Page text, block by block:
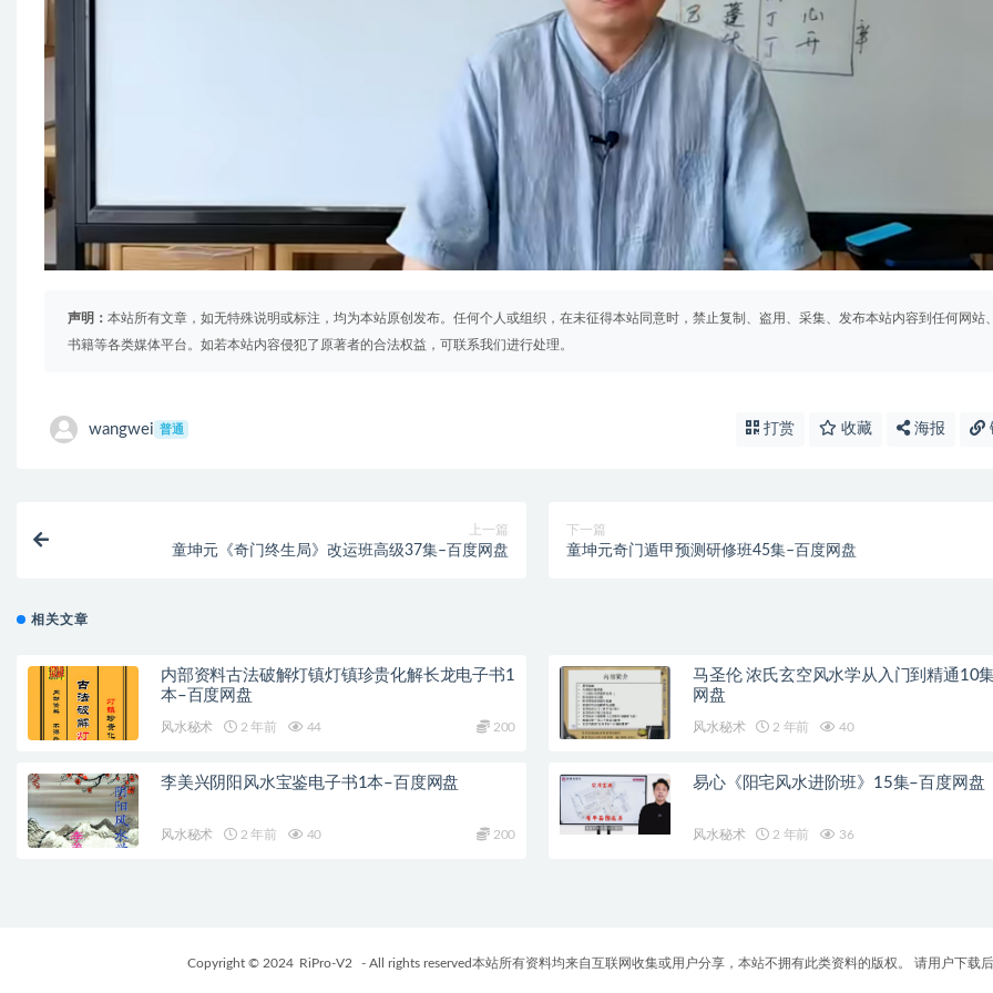
声明： 本站所有文章，如无特殊说明或标注，均为本站原创发布。任何个人或组织，在未征得本站同意时，禁止复制、盗用、采集、发布本站内容到任何网站
书籍等各类媒体平台。如若本站内容侵犯了原著者的合法权益，可联系我们进行处理。
wangwei 普通 打赏 收藏 海报
上一篇
童坤元《奇门终生局》改运班高级37集–百度网盘
下一篇
童坤元奇门遁甲预测研修班45集–百度网盘
相关文章
内部资料古法破解灯镇灯镇珍贵化解长龙电子书1
本–百度网盘
风水秘术 2 年前 44 200
马圣伦 浓氏玄空风水学从入门到精通10
网盘
风水秘术 2 年前 40
李美兴阴阳风水宝鉴电子书1本–百度网盘
风水秘术 2 年前 40 200
易心《阳宅风水进阶班》15集–百度网盘
风水秘术 2 年前 36
Copyright © 2024 RiPro-V2 - All rights reserved本站所有资料均来自互联网收集或用户分享，本站不拥有此类资料的版权。 请用户下载